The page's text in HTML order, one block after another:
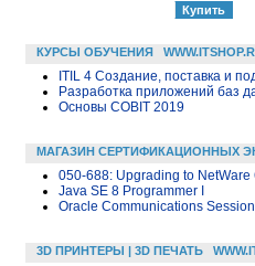
КУРСЫ ОБУЧЕНИЯ
ITIL 4 Создание, поставка и
Разработка приложений баз
Основы COBIT 2019
МАГАЗИН СЕРТИФИКАЦИОННЫХ
050-688: Upgrading to NetWare
Java SE 8 Programmer I
Oracle Communications
3D ПРИНТЕРЫ | 3D ПЕЧАТЬ